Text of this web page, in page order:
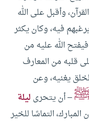
وأقبل على الله
فيه، وكان يكثر
الله عليه من
قلبه من المعارف
يغنيه، وعن
– أن يتحرى ليلة
التماسًا للخير